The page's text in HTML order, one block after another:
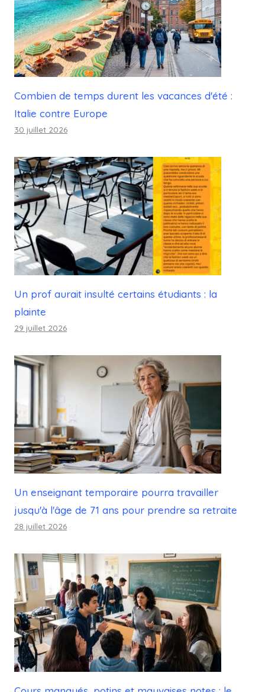
Combien de temps durent les vacances d'été :
Italie contre Europe
30 juillet 2026
Un prof aurait insulté certains étudiants : la
plainte
29 juillet 2026
Un enseignant temporaire pourra travailler
jusqu'à l'âge de 71 ans pour prendre sa retraite
28 juillet 2026